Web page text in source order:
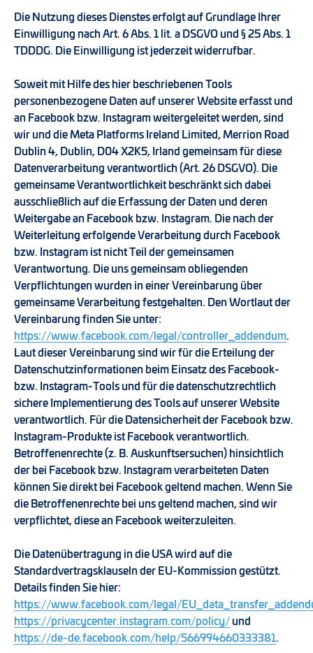
Die Nutzung dieses Dienstes erfolgt auf Grundlage Ihrer
Einwilligung nach Art. 6 Abs. 1 lit. a DSGVO und § 25 Abs. 1
TDDDG. Die Einwilligung ist jederzeit widerrufbar.
Soweit mit Hilfe des hier beschriebenen Tools
personenbezogene Daten auf unserer Website erfasst und
an Facebook bzw. Instagram weitergeleitet werden, sind
wir und die Meta Platforms Ireland Limited, Merrion Road
Dublin 4, Dublin, D04 X2K5, Irland gemeinsam für diese
Datenverarbeitung verantwortlich (Art. 26 DSGVO). Die
gemeinsame Verantwortlichkeit beschränkt sich dabei
ausschließlich auf die Erfassung der Daten und deren
Weitergabe an Facebook bzw. Instagram. Die nach der
Weiterleitung erfolgende Verarbeitung durch Facebook
bzw. Instagram ist nicht Teil der gemeinsamen
Verantwortung. Die uns gemeinsam obliegenden
Verpflichtungen wurden in einer Vereinbarung über
gemeinsame Verarbeitung festgehalten. Den Wortlaut der
Vereinbarung finden Sie unter:
https://www.facebook.com/legal/controller_addendum.
Laut dieser Vereinbarung sind wir für die Erteilung der
Datenschutzinformationen beim Einsatz des Facebook-
bzw. Instagram-Tools und für die datenschutzrechtlich
sichere Implementierung des Tools auf unserer Website
verantwortlich. Für die Datensicherheit der Facebook bzw.
Instagram-Produkte ist Facebook verantwortlich.
Betroffenenrechte (z. B. Auskunftsersuchen) hinsichtlich
der bei Facebook bzw. Instagram verarbeiteten Daten
können Sie direkt bei Facebook geltend machen. Wenn Sie
die Betroffenenrechte bei uns geltend machen, sind wir
verpflichtet, diese an Facebook weiterzuleiten.
Die Datenübertragung in die USA wird auf die
Standardvertragsklauseln der EU-Kommission gestützt.
Details finden Sie hier:
https://www.facebook.com/legal/
https://privacycenter.instagram.com/policy/ und
https://de-de.facebook.com/help/566994660333381.